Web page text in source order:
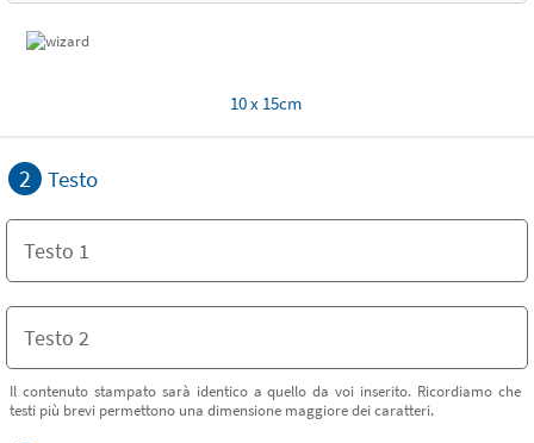
10 x 15cm
2 Testo
Il contenuto stampato sarà identico a quello da voi inserito. Ricordiamo che
testi più brevi permettono una dimensione maggiore dei caratteri.